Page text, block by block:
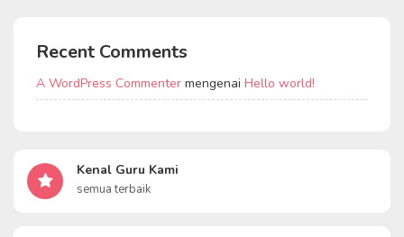
Recent Comments
A WordPress Commenter mengenai Hello world!
Kenal Guru Kami
semua terbaik